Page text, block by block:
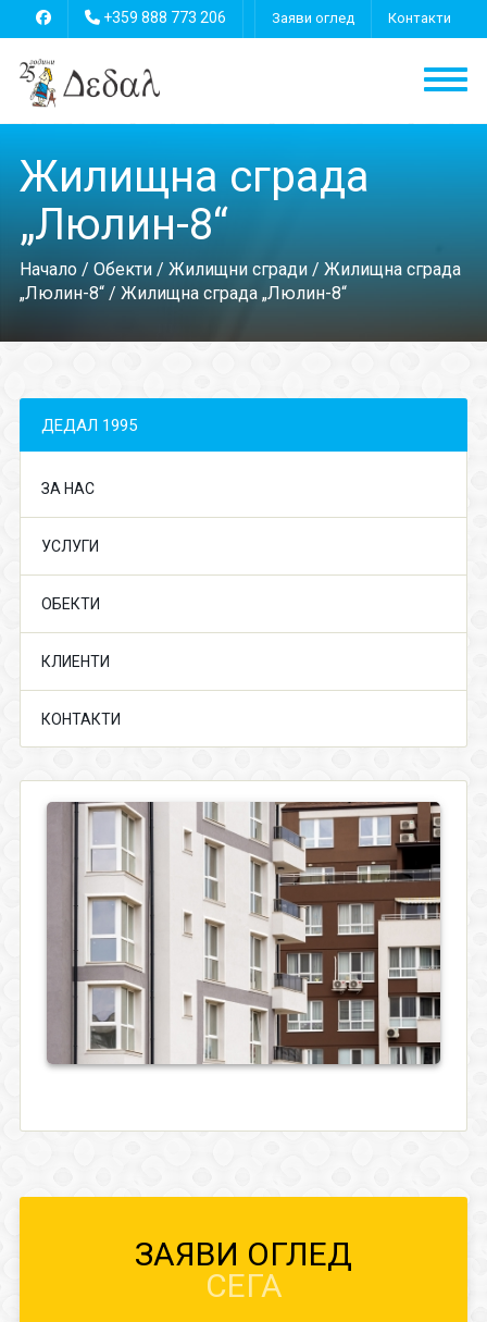
+359 888 773 206 Заяви оглед Контакти
Жилищна сграда
„Люлин-8“
Начало/ Обекти/ Жилищни сгради/ Жилищна сграда
„Люлин-8“/ Жилищна сграда „Люлин-8“
ДЕДАЛ 1995
ЗА НАС
УСЛУГИ
ОБЕКТИ
КЛИЕНТИ
КОНТАКТИ
ЗАЯВИ ОГЛЕД
СЕГА